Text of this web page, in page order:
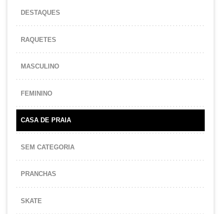
DESTAQUES
RAQUETES
MASCULINO
FEMININO
CASA DE PRAIA
SEM CATEGORIA
PRANCHAS
SKATE